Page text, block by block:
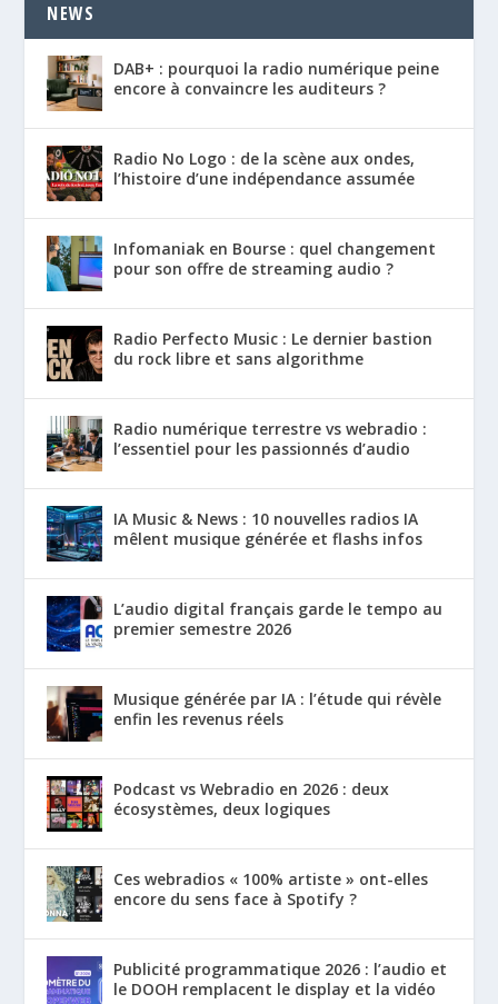
NEWS
DAB+ : pourquoi la radio numérique peine
encore à convaincre les auditeurs ?
Radio No Logo : de la scène aux ondes,
l’histoire d’une indépendance assumée
Infomaniak en Bourse : quel changement
pour son offre de streaming audio ?
Radio Perfecto Music : Le dernier bastion
du rock libre et sans algorithme
Radio numérique terrestre vs webradio :
l’essentiel pour les passionnés d’audio
IA Music & News : 10 nouvelles radios IA
mêlent musique générée et flashs infos
L’audio digital français garde le tempo au
premier semestre 2026
Musique générée par IA : l’étude qui révèle
enfin les revenus réels
Podcast vs Webradio en 2026 : deux
écosystèmes, deux logiques
Ces webradios « 100% artiste » ont-elles
encore du sens face à Spotify ?
Publicité programmatique 2026 : l’audio et
le DOOH remplacent le display et la vidéo